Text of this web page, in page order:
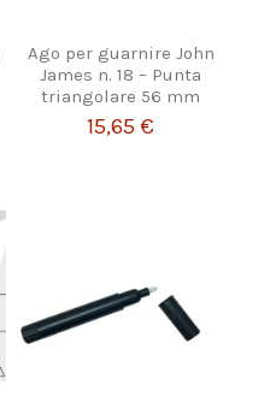
Ago per guarnire John
James n. 18 – Punta
triangolare 56 mm
15,65 €